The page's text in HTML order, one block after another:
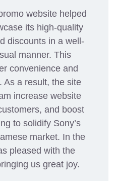
website helped
its high-quality
discounts in a well-
manner. This
convenience and
As a result, the site
increase website
and boost
to solidify Sony’s
market. In the
pleased with the
us great joy.